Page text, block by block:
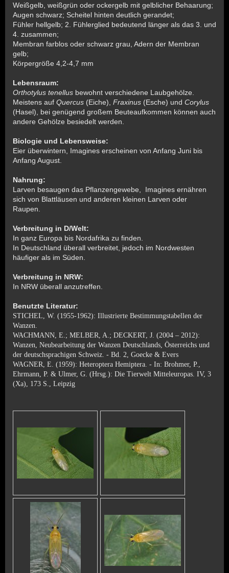
Weißgelb, weißgrün oder ockergelb mit gelblicher Behaarung;
Augen schwarz; Scheitel hinten deutlich gerandet;
Fühler hellgelb; 2. Fühlerglied bedeutend länger als das 3. und
4. zusammen;
Membran farblos oder schwarz grau, Adern der Membran
gelb;
Körpergröße 4,2-4,7 mm
Lebensraum:
Orthotylus tenellus bewohnt verschiedene Laubgehölze.
Meistens auf Quercus (Eiche), Fraxinus (Esche) und Corylus
(Hasel), bei genügend großem Beuteaufkommen können auch
andere Gehölze besiedelt werden.
Biologie und Lebensweise:
Eier überwintern, Imagines erscheinen von Anfang Juni bis
Anfang August.
Nahrung:
Larven besaugen das Pflanzengewebe, Imagines ernähren
sich von Blattläusen und anderen kleinen Larven oder
Raupen.
Verbreitung in D/Welt:
In ganz Europa bis Nordafrika zu finden.
In Deutschland überall verbreitet, jedoch im Nordwesten
häufiger als im Süden.
Verbreitung in NRW:
In NRW überall anzutreffen.
Benutzte Literatur:
STICHEL, W. (1955-1962): Illustrierte Bestimmungstabellen der
Wanzen.
WACHMANN, E.; MELBER, A.; DECKERT, J. (2004 – 2012):
Wanzen, Neubearbeitung der Wanzen Deutschlands, Österreichs und
der deutschsprachigen Schweiz. - Bd. 2, Goecke & Evers
WAGNER, E. (1959): Heteroptera Hemiptera. - In: Brohmer, P.,
Ehrmann, P. & Ulmer, G. (Hrsg.): Die Tierwelt Mitteleuropas. IV, 3
(Xa), 173 S., Leipzig